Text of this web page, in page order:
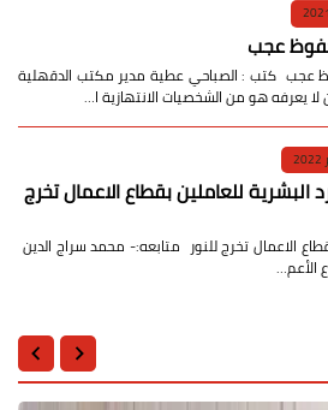
عجب
كتب : الصباحي عطية مدير مكتب الدقهلية
هو من الشخصيات الانتهازية ا…
البشرية للعاملين بقطاع الاعمال تخرج
الاعمال تخرج للنور متابعه:- محمد سراج الدين
الأعم…